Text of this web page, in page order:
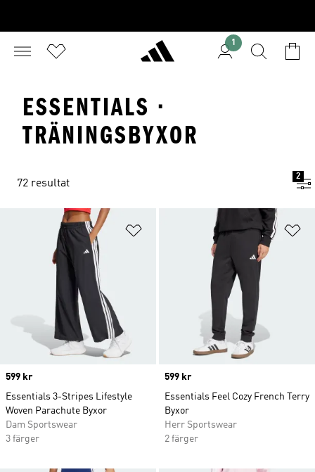
1
ESSENTIALS ·
TRÄNINGSBYXOR
72 resultat
2
Lägg till på önskelistan
Price
599 kr
Essentials 3-Stripes Lifestyle
Woven Parachute Byxor
Dam Sportswear
3 färger
Price
599 kr
Essentials Feel Cozy French Terry
Byxor
Herr Sportswear
2 färger